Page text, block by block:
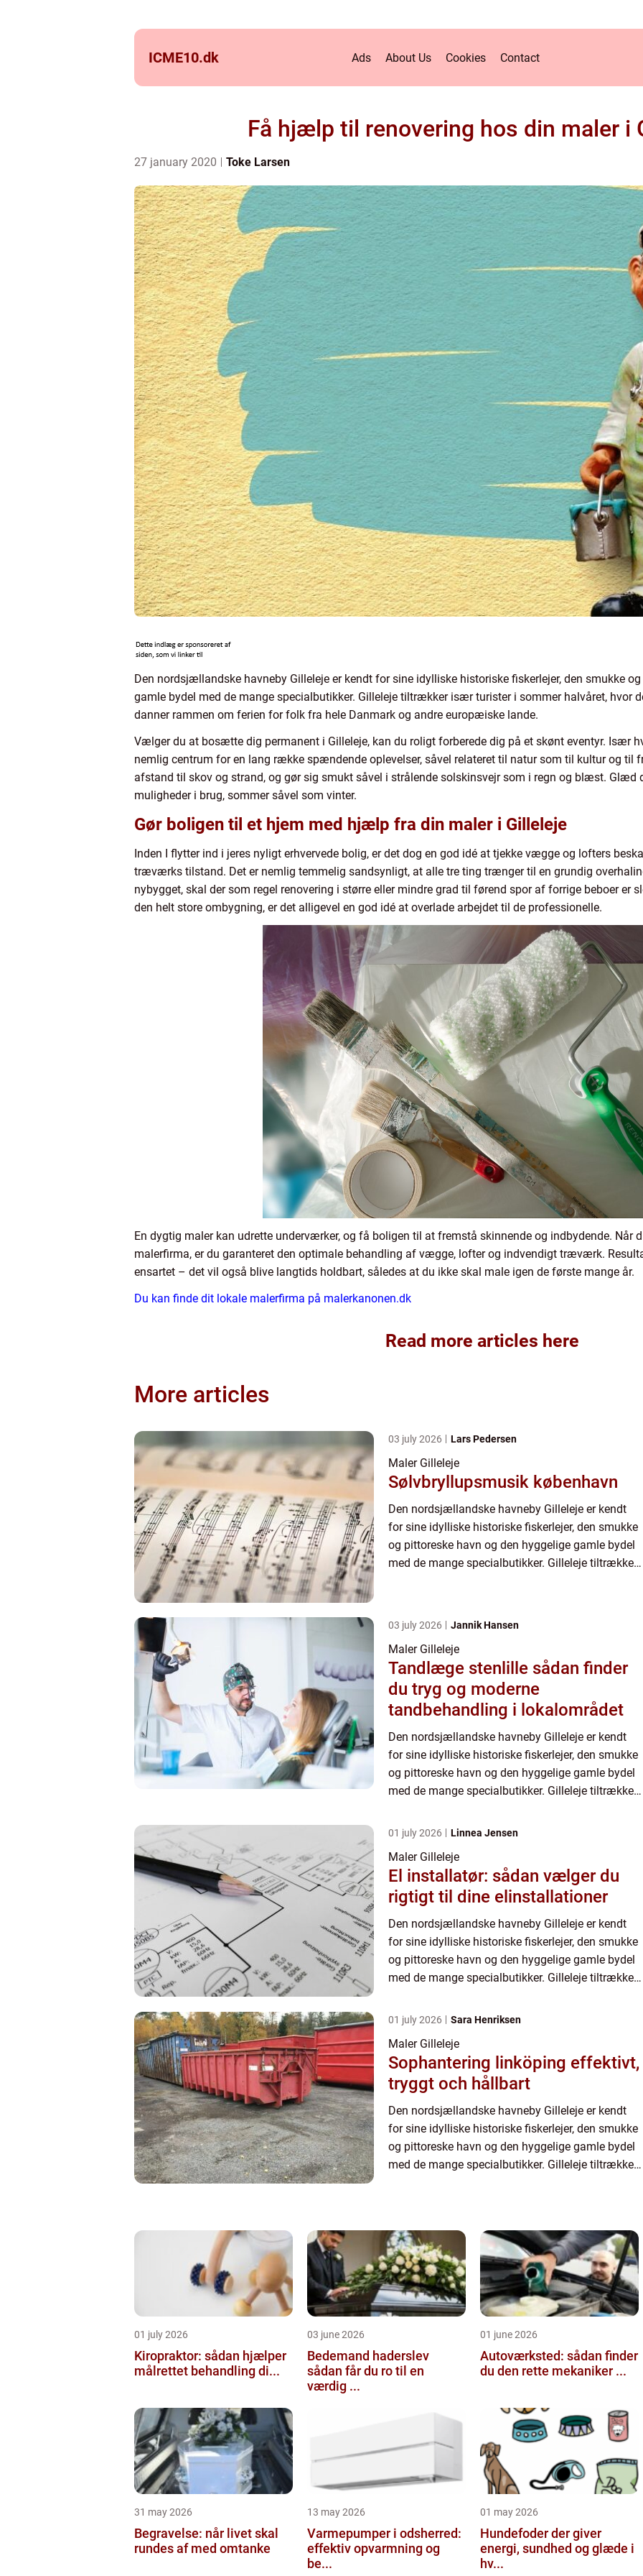
ICME10.dk Ads About Us Cookies Contact
Få hjælp til renovering hos din maler i
27 january 2020 Toke Larsen
Den nordsjællandske havneby Gilleleje er kendt for sine idylliske historiske fiskerlejer, den smukke
gamle bydel med de mange specialbutikker. Gilleleje tiltrækker især turister i sommer halvåret, hvor
danner rammen om ferien for folk fra hele Danmark og andre europæiske lande.
Vælger du at bosætte dig permanent i Gilleleje, kan du roligt forberede dig på et skønt eventyr. Især
nemlig centrum for en lang række spændende oplevelser, såvel relateret til natur som til kultur og til
afstand til skov og strand, og gør sig smukt såvel i strålende solskinsvejr som i regn og blæst. Glæd
muligheder i brug, sommer såvel som vinter.
Gør boligen til et hjem med hjælp fra din maler i Gilleleje
Inden I flytter ind i jeres nyligt erhvervede bolig, er det dog en god idé at tjekke vægge og lofters
træværks tilstand. Det er nemlig temmelig sandsynligt, at alle tre ting trænger til en grundig
nybygget, skal der som regel renovering i større eller mindre grad til førend spor af forrige beboer er
den helt store ombygning, er det alligevel en god idé at overlade arbejdet til de professionelle.
En dygtig maler kan udrette underværker, og få boligen til at fremstå skinnende og indbydende. Når
malerfirma, er du garanteret den optimale behandling af vægge, lofter og indvendigt træværk.
ensartet – det vil også blive langtids holdbart, således at du ikke skal male igen de første mange år.
Du kan finde dit lokale malerfirma på malerkanonen.dk
Read more articles here
More articles
03 july 2026 Lars Pedersen
Maler Gilleleje
Sølvbryllupsmusik københavn
Den nordsjællandske havneby Gilleleje er kendt
for sine idylliske historiske fiskerlejer, den smukke
og pittoreske havn og den hyggelige gamle bydel
med de mange specialbutikker. Gilleleje tiltrækker
03 july 2026 Jannik Hansen
Maler Gilleleje
Tandlæge stenlille sådan finder
du tryg og moderne
tandbehandling i lokalområdet
Den nordsjællandske havneby Gilleleje er kendt
for sine idylliske historiske fiskerlejer, den smukke
og pittoreske havn og den hyggelige gamle bydel
med de mange specialbutikker. Gilleleje tiltrækker
fri...
01 july 2026 Linnea Jensen
Maler Gilleleje
El installatør: sådan vælger du
rigtigt til dine elinstallationer
Den nordsjællandske havneby Gilleleje er kendt
for sine idylliske historiske fiskerlejer, den smukke
og pittoreske havn og den hyggelige gamle bydel
med de mange specialbutikker. Gilleleje tiltrækker
fri...
01 july 2026 Sara Henriksen
Maler Gilleleje
Sophantering linköping effektivt,
tryggt och hållbart
Den nordsjællandske havneby Gilleleje er kendt
for sine idylliske historiske fiskerlejer, den smukke
og pittoreske havn og den hyggelige gamle bydel
med de mange specialbutikker. Gilleleje tiltrækker
01 july 2026
Kiropraktor: sådan hjælper
målrettet behandling di...
03 june 2026
Bedemand haderslev
sådan får du ro til en
værdig ...
01 june 2026
Autoværksted: sådan finder
du den rette mekaniker ...
31 may 2026
Begravelse: når livet skal
rundes af med omtanke
13 may 2026
Varmepumper i odsherred:
effektiv opvarmning og
be...
01 may 2026
Hundefoder der giver
energi, sundhed og glæde i
hv...